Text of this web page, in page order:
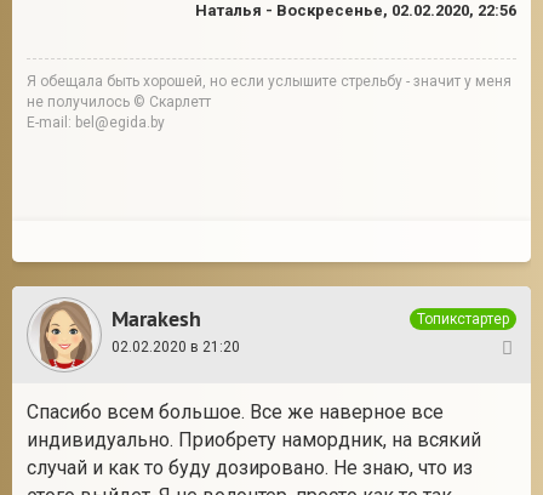
Наталья - Воскресенье, 02.02.2020, 22:56
Я обещала быть хорошей, но если услышите стрельбу - значит у меня
не получилось © Скарлетт
E-mail: bel@egida.by
Marakesh
Топикстартер
02.02.2020 в 21:20
Спасибо всем большое. Все же наверное все
индивидуально. Приобрету намордник, на всякий
случай и как то буду дозировано. Не знаю, что из